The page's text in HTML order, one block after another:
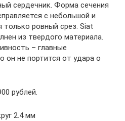
сердечник. Форма сечения
с небольшой и
только ровный срез. Siat
из твердого материала.
– главные
он не портится от удара о
рублей.
2.4 мм